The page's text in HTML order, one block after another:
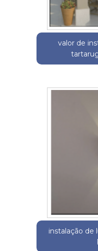
valor de
instalação de